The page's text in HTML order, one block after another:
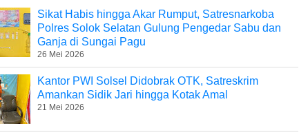
Sikat Habis hingga Akar Rumput, Satresnarkoba
Polres Solok Selatan Gulung Pengedar Sabu dan
Ganja di Sungai Pagu
26 Mei 2026
Kantor PWI Solsel Didobrak OTK, Satreskrim
Amankan Sidik Jari hingga Kotak Amal
21 Mei 2026